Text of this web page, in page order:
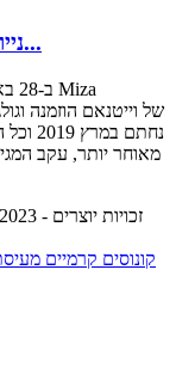
וייטנאם Miza 4800/550 נייר רב חוטי...
נחתם
מאוחר יותר, עקב
© זכויות יוצרים - 2010-2023: כל הזכויות שמורות.
קונוסים קרמיים